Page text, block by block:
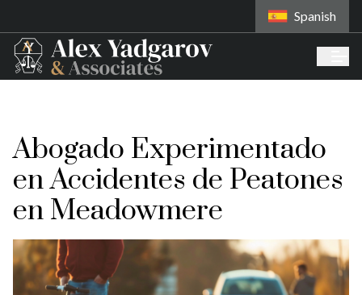
Spanish
Abogado Experimentado
en Accidentes de Peatones
en Meadowmere